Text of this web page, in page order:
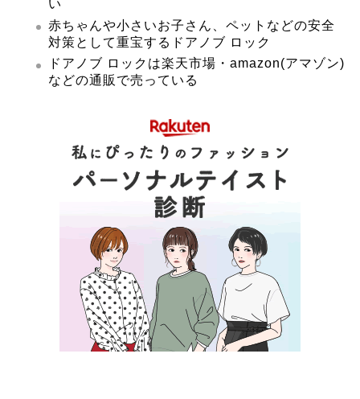
い
赤ちゃんや小さいお子さん、ペットなどの安全
対策として重宝するドアノブ ロック
ドアノブ ロックは楽天市場・amazon(アマゾン)
などの通販で売っている